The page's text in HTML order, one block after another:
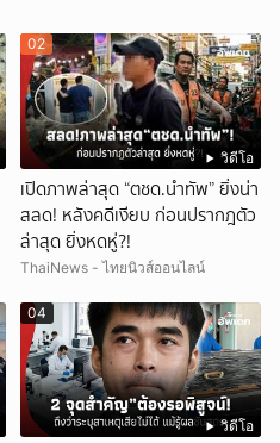
วิดีโอ
02
เปิดภาพล่าสุด “ตชด.นำทัพ” ยิ่งน่า
สลด! หลังคดีเงียบ ก่อนปรากฎตัว
ล่าสุด ยิ่งหดหู่?!
ThaiNews - ไทยนิวส์ออนไลน์
วิดีโอ
04